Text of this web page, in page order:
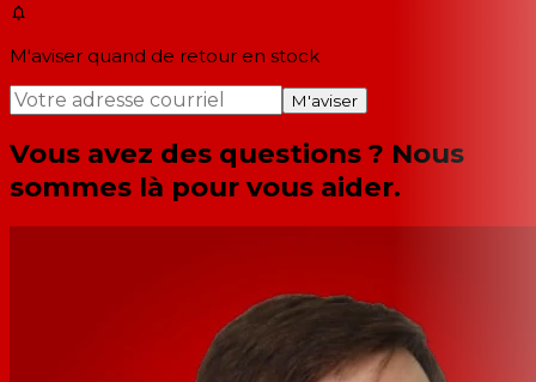
M'aviser quand de retour en stock
M'aviser
Vous avez des questions ? Nous
sommes là pour vous aider.